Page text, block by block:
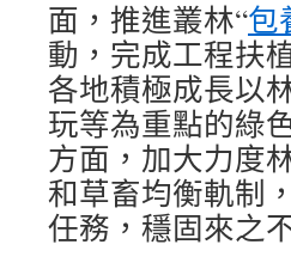
面，推進叢林“包
動，完成工程扶
各地積極成長以
玩等為重點的綠
方面，加大力度
和草畜均衡軌制
任務，穩固來之